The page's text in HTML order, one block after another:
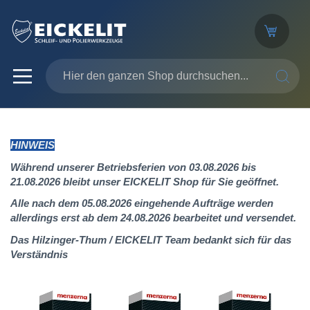
SUCHE
HINWEIS
Während unserer Betriebsferien von 03.08.2026 bis
21.08.2026 bleibt unser EICKELIT Shop für Sie geöffnet.
Alle nach dem 05.08.2026 eingehende Aufträge werden
allerdings erst ab dem 24.08.2026 bearbeitet und versendet.
Das Hilzinger-Thum / EICKELIT Team bedankt sich für das
Verständnis